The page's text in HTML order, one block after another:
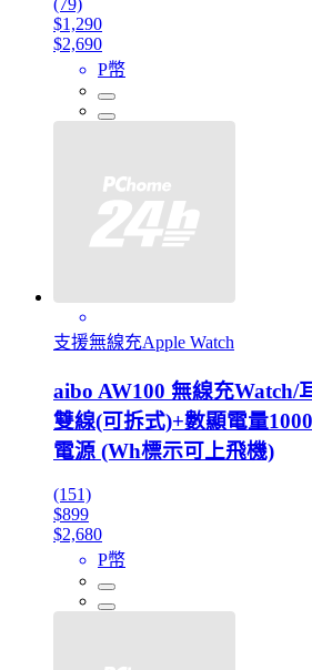
$1,290
$2,690
P幣
支援無線充Apple Watch
aibo AW100 無線充Watch/
雙線(可拆式)+數顯電量
電源 (Wh標示可上飛機)
(151)
$899
$2,680
P幣